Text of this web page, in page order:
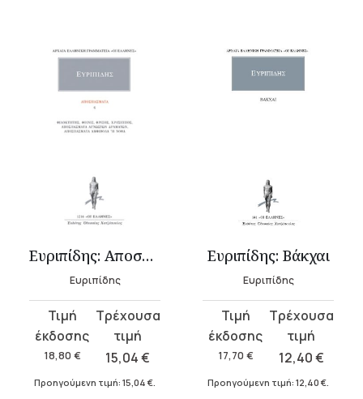
Ευριπίδης: Αποσπάσματα 6
Ευριπίδης
18,80 €
Original
price
was:
18,80 €.
15,04€
τρέχουσα
τιμή
είναι:
Προηγούμενη τιμή: 15,04 €.
Ευριπίδης: Βάκχαι
Ευριπίδης
17,70 €
Original
price
was:
17,70 €.
12,40€
τρέχουσα
τιμή
είναι:
Προηγούμενη τιμή: 12,40 €.